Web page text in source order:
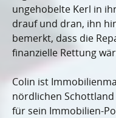
ungehobelte Kerl in
drauf und dran, ihn
bemerkt, dass die
finanzielle Rettung
Colin ist
nördlichen
für sein Immobilien-